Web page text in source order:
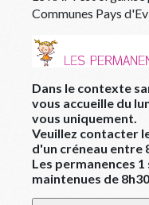
Communes Pays
Dans le contexte
vous accueille du
vous uniquement.
Veuillez contacter
d'un créneau entre
Les permanences
maintenues de